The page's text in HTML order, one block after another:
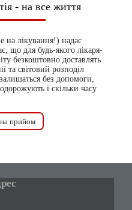
- на все життя
на лікування!) надає
що для будь-якого лікаря-
безкоштовно доставлять
та світовий розподіл
без допомоги,
і скільки часу
прийом